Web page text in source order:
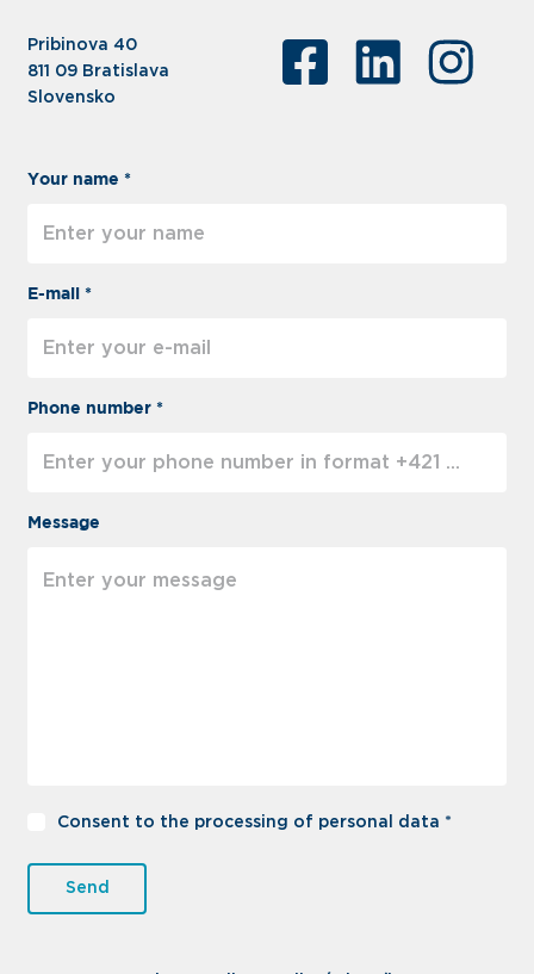
Pribinova 40
811 09 Bratislava
Slovensko
Your name *
E-mail *
Phone number *
Message
Consent to the processing of personal data *
Send